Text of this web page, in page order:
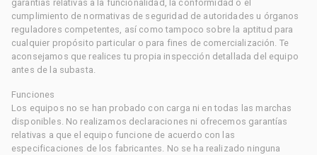
garantías relativas a la funcionalidad, la conformidad o el
cumplimiento de normativas de seguridad de autoridades u órganos
reguladores competentes, así como tampoco sobre la aptitud para
cualquier propósito particular o para fines de comercialización. Te
aconsejamos que realices tu propia inspección detallada del equipo
antes de la subasta.
Funciones
Los equipos no se han probado con carga ni en todas las marchas
disponibles. No realizamos declaraciones ni ofrecemos garantías
relativas a que el equipo funcione de acuerdo con las
especificaciones de los fabricantes. No se ha realizado ninguna